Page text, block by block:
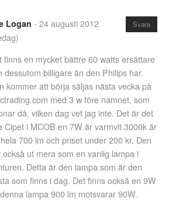
Svara
Logan - 24 augusti 2012
finns en mycket bättre 60 watts ersättare
dessutom billigare än den Philips har.
kommer att börja säljas nästa vecka på
med 3 w före namnet, som
då, vilken dag vet jag inte. Det är det
Cipet i MCOB en 7W är varmvit 3000k är
700 lm och priset under 200 kr. Den
också ut mera som en vanlig lampa i
Detta är den lampa som är den
som finns i dag. Det finns också en 9W
lampa 900 lm motsvarar 90W.